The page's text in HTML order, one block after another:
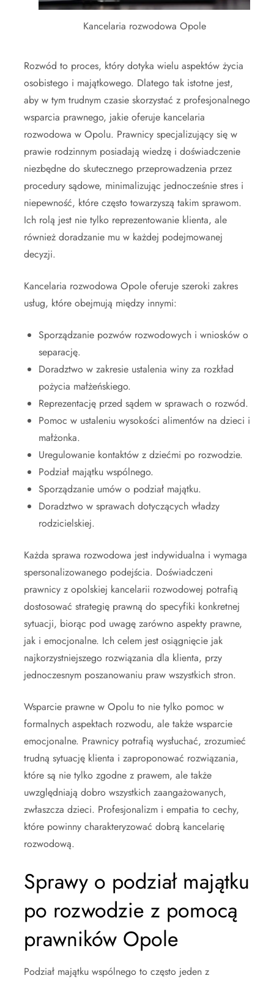
Kancelaria rozwodowa Opole
Rozwód to proces, który dotyka wielu aspektów życia
osobistego i majątkowego. Dlatego tak istotne jest,
aby w tym trudnym czasie skorzystać z profesjonalnego
wsparcia prawnego, jakie oferuje kancelaria
rozwodowa w Opolu. Prawnicy specjalizujący się w
prawie rodzinnym posiadają wiedzę i doświadczenie
niezbędne do skutecznego przeprowadzenia przez
procedury sądowe, minimalizując jednocześnie stres i
niepewność, które często towarzyszą takim sprawom.
Ich rolą jest nie tylko reprezentowanie klienta, ale
również doradzanie mu w każdej podejmowanej
decyzji.
Kancelaria rozwodowa Opole oferuje szeroki zakres
usług, które obejmują między innymi:
Sporządzanie pozwów rozwodowych i wniosków o
separację.
Doradztwo w zakresie ustalenia winy za rozkład
pożycia małżeńskiego.
Reprezentację przed sądem w sprawach o rozwód.
Pomoc w ustaleniu wysokości alimentów na dzieci i
małżonka.
Uregulowanie kontaktów z dziećmi po rozwodzie.
Podział majątku wspólnego.
Sporządzanie umów o podział majątku.
Doradztwo w sprawach dotyczących władzy
rodzicielskiej.
Każda sprawa rozwodowa jest indywidualna i wymaga
spersonalizowanego podejścia. Doświadczeni
prawnicy z opolskiej kancelarii rozwodowej potrafią
dostosować strategię prawną do specyfiki konkretnej
sytuacji, biorąc pod uwagę zarówno aspekty prawne,
jak i emocjonalne. Ich celem jest osiągnięcie jak
najkorzystniejszego rozwiązania dla klienta, przy
jednoczesnym poszanowaniu praw wszystkich stron.
Wsparcie prawne w Opolu to nie tylko pomoc w
formalnych aspektach rozwodu, ale także wsparcie
emocjonalne. Prawnicy potrafią wysłuchać, zrozumieć
trudną sytuację klienta i zaproponować rozwiązania,
które są nie tylko zgodne z prawem, ale także
uwzględniają dobro wszystkich zaangażowanych,
zwłaszcza dzieci. Profesjonalizm i empatia to cechy,
które powinny charakteryzować dobrą kancelarię
rozwodową.
Sprawy o podział majątku
po rozwodzie z pomocą
prawników Opole
Podział majątku wspólnego to często jeden z